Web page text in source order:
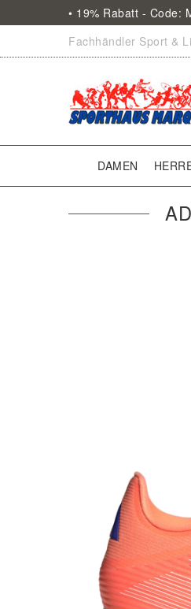
• 19% Rabatt - Code:
Fachhändler Sport &
DAMEN